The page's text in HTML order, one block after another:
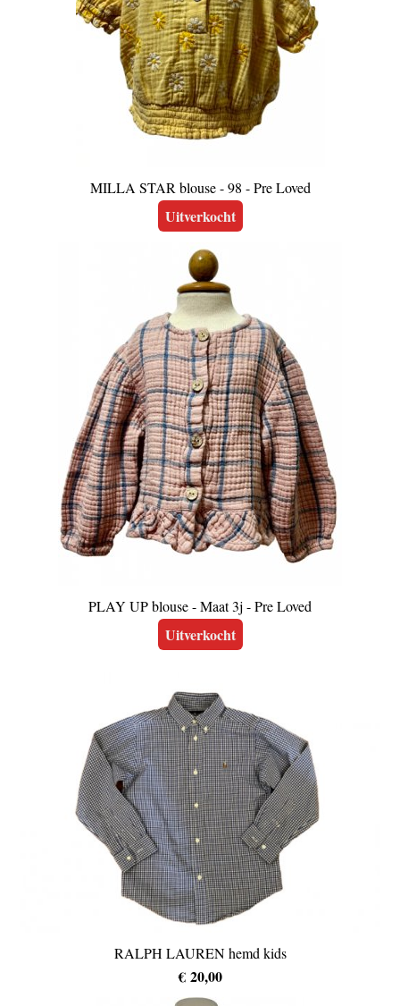
MILLA STAR blouse - 98 - Pre Loved
Uitverkocht
PLAY UP blouse - Maat 3j - Pre Loved
Uitverkocht
RALPH LAUREN hemd kids
€ 20,00